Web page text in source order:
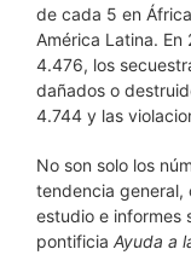
de cada 5 en
América Latina.
4.476, los
dañados o
4.744 y las
No son solo los
tendencia general,
estudio e informes
pontificia Ayuda a